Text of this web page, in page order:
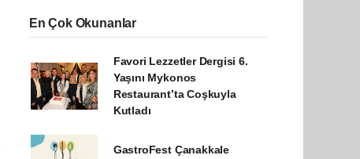
En Çok Okunanlar
Favori Lezzetler Dergisi 6.
Yaşını Mykonos
Restaurant’ta Coşkuyla
Kutladı
GastroFest Çanakkale